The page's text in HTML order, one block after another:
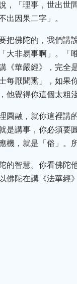
「理事，世出世
出因果二字」。
把佛陀的，我們講
大非易事啊」。「
華嚴經》，完全
厭聞熏」，如果
覺得你這個太粗
圓融，就你這裡講
是講事，你必須要
，就是「俗」。
的智慧。你看佛陀
陀在講《法華經